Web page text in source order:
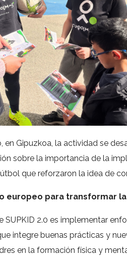
en Gipuzkoa, la actividad se
sobre la importancia de la
que reforzaron la idea de
europeo para transformar
SUPKID 2.0 es implementar
integre buenas prácticas y
en la formación física y